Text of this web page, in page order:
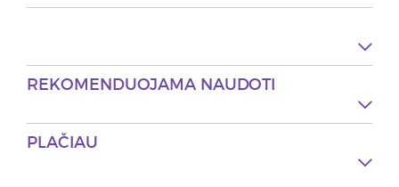
REKOMENDUOJAMA NAUDOTI
PLAČIAU